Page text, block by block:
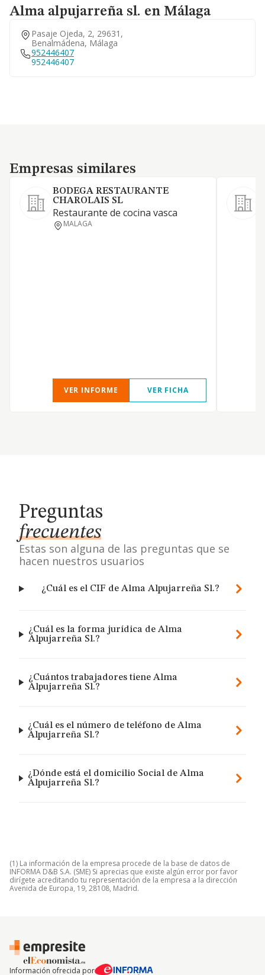
Alma alpujarreña sl. en Málaga
Pasaje Ojeda, 2, 29631,
Benalmádena, Málaga
952446407
952446407
Empresas similares
Empresas similares
BODEGA RESTAURANTE
CHAROLAIS SL
Restaurante de cocina vasca
MALAGA
VER INFORME VER FICHA
Preguntas
frecuentes
Estas son alguna de las preguntas que se
hacen nuestros usuarios
¿Cuál es el CIF de Alma Alpujarreña Sl.?
¿Cuál es la forma jurídica de Alma
Alpujarreña Sl.?
¿Cuántos trabajadores tiene Alma
Alpujarreña Sl.?
¿Cuál es el número de teléfono de Alma
Alpujarreña Sl.?
¿Dónde está el domicilio Social de Alma
Alpujarreña Sl.?
(1) La información de la empresa procede de la base de datos de
INFORMA D&B S.A. (SME) Si aprecias que existe algún error por favor
dirígete acreditando tu representación de la empresa a la dirección
Avenida de Europa, 19, 28108, Madrid.
Información ofrecida por